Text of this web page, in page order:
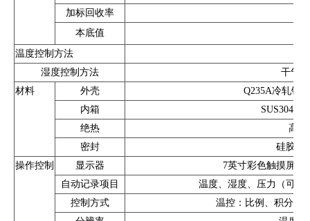
加标回收率
本底值
温度控制方法
湿度控制方法
干气
材料
外壳
Q235A冷轧钢
内箱
SUS304镜
绝热
高密
密封
硅胶（
操作控制
显示器
7英寸彩色触摸屏，
自动记录项目
温度、湿度、压力（可选
控制方式
温控：比例、积分、